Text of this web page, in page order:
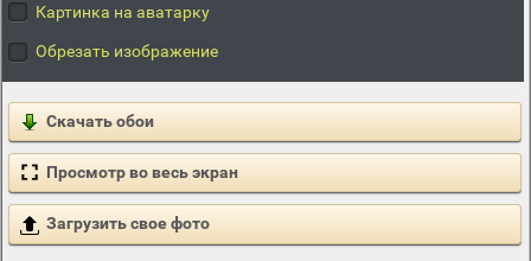
Картинка на аватарку
Обрезать изображение
Скачать обои
Просмотр во весь экран
Загрузить свое фото